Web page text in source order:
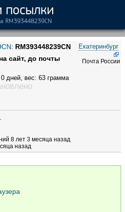
посылки
RM393448239CN
Екатеринбург
Почта России
: RM393448239CN
сайт, до почты
дней, вес: 63 грамма
8 лет 3 месяца назад
назад